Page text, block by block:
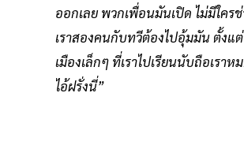
ออกเลย พวกเพื่อนมันเปิด ไม่มีใคร
เราสองคนกับทวีต้องไปอุ้มมัน ตั้งแ
เมืองเล็กๆ ที่เราไปเรียนนับถือเรา
ไอ้ฝรั่งนี่”